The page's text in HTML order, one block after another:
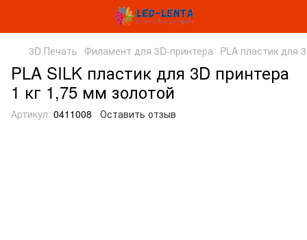
3D Печать Филамент для 3D-принтера PLA пластик для
PLA SILK пластик для 3D принтера
1 кг 1,75 мм золотой
Артикул: 0411008 Оставить отзыв